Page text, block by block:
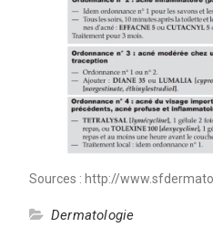
Sources : http://
Dermatologie